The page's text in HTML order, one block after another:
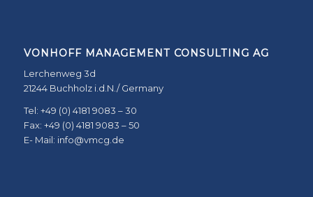
VONHOFF MANAGEMENT CONSULTING AG
Lerchenweg 3d
21244 Buchholz i.d.N./ Germany
Tel: +49 (0) 4181 9083 – 30
Fax: +49 (0) 4181 9083 – 50
E- Mail: info@vmcg.de